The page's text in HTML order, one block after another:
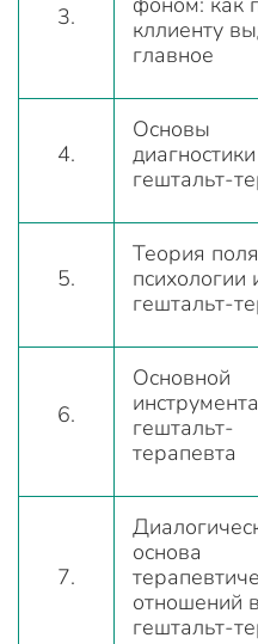
3.
кллиенту
главное
4.
Основы
гештальт-
5.
Теория
психологии
гештальт-
6.
Основной
гештальт-
терапевта
7.
основа
отношений в
гештальт-